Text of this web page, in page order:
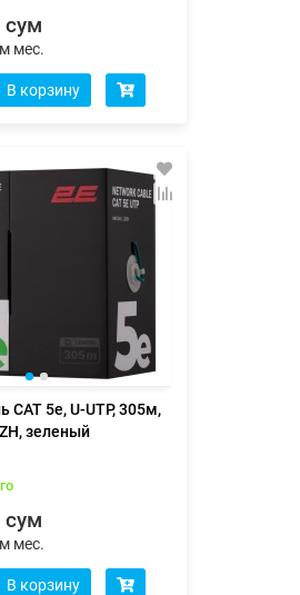
сум
мес.
В корзину
CAT 5e, U-UTP, 305м,
зеленый
сум
мес.
В корзину